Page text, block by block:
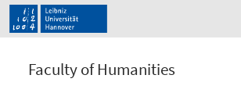
Faculty of Humanities